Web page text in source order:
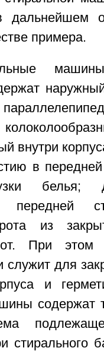
дальнейшем
примера.
внутри
в
белья;
передней
из
При этом
служит для
и
содержат
стирального